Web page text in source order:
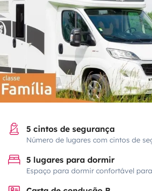
5 cintos de segurança
Número de lugares com cintos de
5 lugares para dormir
Espaço para dormir confortável